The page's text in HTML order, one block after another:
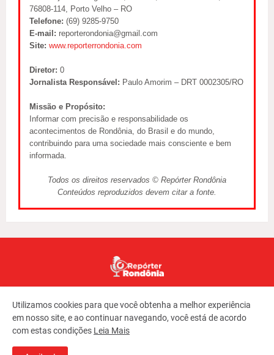
76808-114, Porto Velho – RO
Telefone: (69) 9285-9750
E-mail: reporterondonia@gmail.com
Site: www.reporterrondonia.com
Diretor: 0
Jornalista Responsável: Paulo Amorim – DRT 0002305/RO
Missão e Propósito:
Informar com precisão e responsabilidade os
acontecimentos de Rondônia, do Brasil e do mundo,
contribuindo para uma sociedade mais consciente e bem
informada.
Todos os direitos reservados © Repórter Rondônia
Conteúdos reproduzidos devem citar a fonte.
Utilizamos cookies para que você obtenha a melhor experiência
em nosso site, e ao continuar navegando, você está de acordo
com estas condições Leia Mais